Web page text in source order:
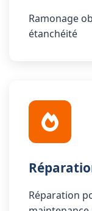
Ramonage
étanchéité
Réparation